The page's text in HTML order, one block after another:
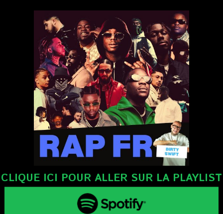
CLIQUE ICI POUR ALLER SUR LA PLAYLIST